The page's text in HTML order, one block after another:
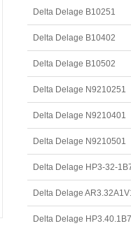
Delta Delage B10251
Delta Delage B10402
Delta Delage B10502
Delta Delage N9210251
Delta Delage N9210401
Delta Delage N9210501
Delta Delage HP3-32-
Delta Delage
Delta Delage